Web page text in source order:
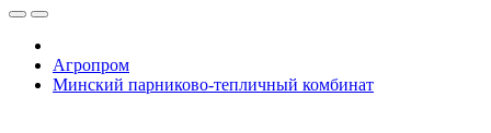
Агропром
Минский парниково-тепличный комбинат